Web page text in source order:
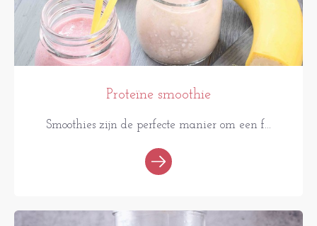
Proteïne smoothie
Smoothies zijn de perfecte manier om een f...